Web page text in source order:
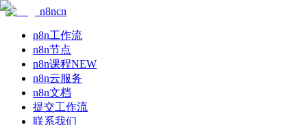
n8ncn
n8n工作流
n8n节点
n8n课程NEW
n8n云服务
n8n文档
提交工作流
联系我们